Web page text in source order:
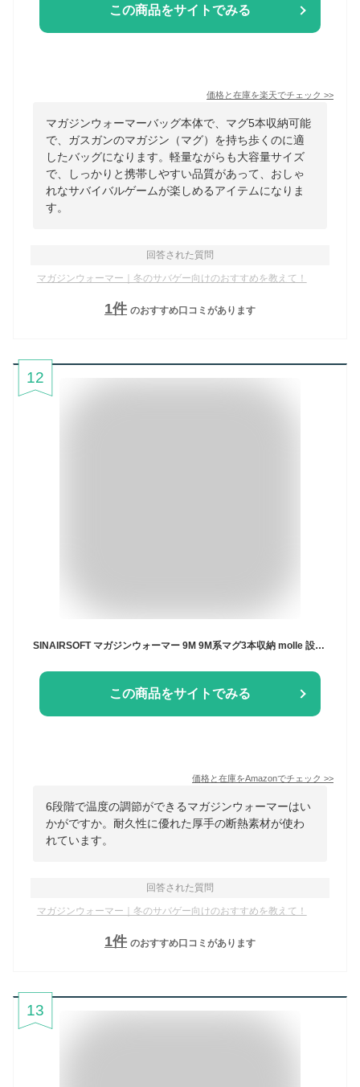
この商品をサイトでみる
価格と在庫を楽天でチェック >>
マガジンウォーマーバッグ本体で、マグ5本収納可能
で、ガスガンのマガジン（マグ）を持ち歩くのに適
したバッグになります。軽量ながらも大容量サイズ
で、しっかりと携帯しやすい品質があって、おしゃ
れなサバイバルゲームが楽しめるアイテムになりま
す。
回答された質問
マガジンウォーマー｜冬のサバゲー向けのおすすめを教えて！
1件 のおすすめ口コミがあります
12
この商品をサイトでみる
価格と在庫をAmazonでチェック >>
6段階で温度の調節ができるマガジンウォーマーはい
かがですか。耐久性に優れた厚手の断熱素材が使わ
れています。
回答された質問
マガジンウォーマー｜冬のサバゲー向けのおすすめを教えて！
1件 のおすすめ口コミがあります
13